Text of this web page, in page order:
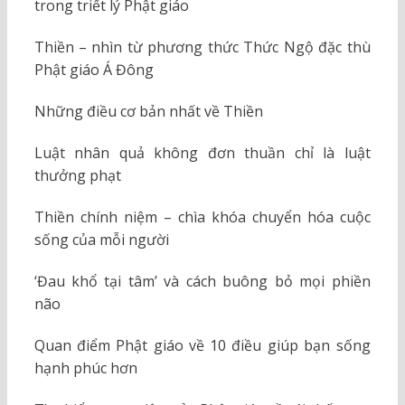
trong triết lý Phật giáo
Thiền – nhìn từ phương thức Thức Ngộ đặc thù
Phật giáo Á Đông
Những điều cơ bản nhất về Thiền
Luật nhân quả không đơn thuần chỉ là luật
thưởng phạt
Thiền chính niệm – chìa khóa chuyển hóa cuộc
sống của mỗi người
‘Đau khổ tại tâm’ và cách buông bỏ mọi phiền
não
Quan điểm Phật giáo về 10 điều giúp bạn sống
hạnh phúc hơn